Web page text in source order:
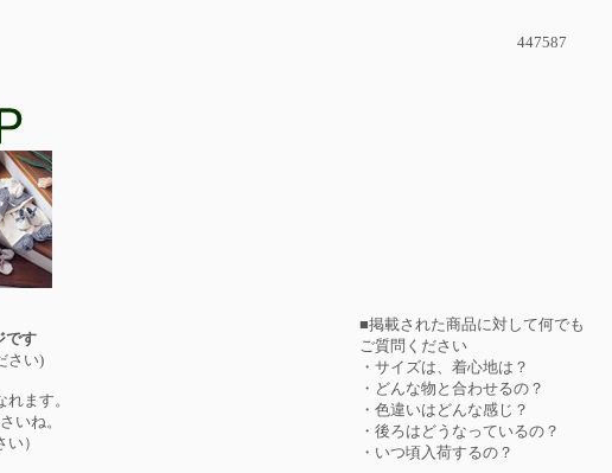
447587
です
さい)
ます。
いね。
）
■掲載された商品に対して何でも
ご質問ください
・サイズは、着心地は？
・どんな物と合わせるの？
・色違いはどんな感じ？
・後ろはどうなっているの？
・いつ頃入荷するの？